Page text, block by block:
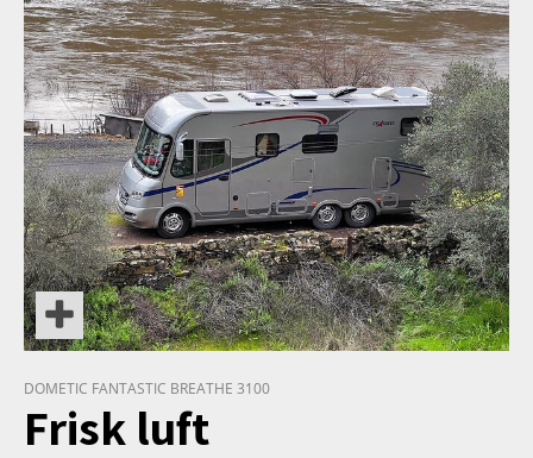
PRODUKT
DOMETIC FANTASTIC BREATHE 3100
Frisk luft